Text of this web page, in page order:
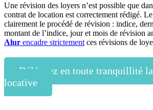
Une révision des loyers n’est possible que
contrat de location est correctement rédigé.
clairement le procédé de révision : indice,
montant de l’indice, jour et mois de révision
Alur encadre strictement ces révisions de
Déléguez en toute tranquillité
locative